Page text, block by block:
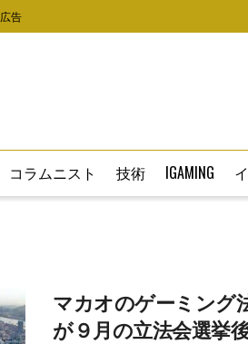
広告
コラムニスト 技術 IGAMING
マカオのゲーミング
が９月の立法会選挙